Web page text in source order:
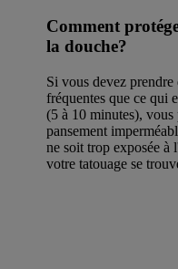
Comment
la douche?
Si vous devez
fréquentes que ce qui
(5 à 10 minutes),
pansement
ne soit trop exposée à
votre tatouage se